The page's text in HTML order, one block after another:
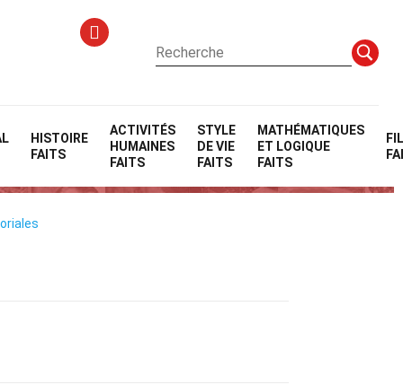
HISTOIRE
FAITS
ACTIVITÉS
HUMAINES
FAITS
STYLE
DE VIE
FAITS
MATHÉMATIQUES
ET LOGIQUE
FAITS